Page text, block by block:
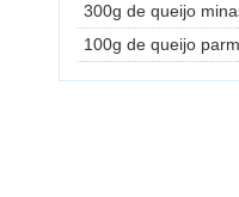
300g de queijo
100g de queijo